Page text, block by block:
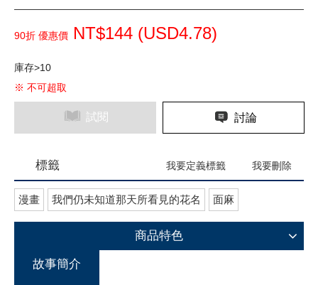
90折 優惠價 NT$144 (USD4.78)
庫存>10
※ 不可超取
試閱 討論
標籤 我要定義標籤 我要刪除
漫畫 我們仍未知道那天所看見的花名 面麻
商品特色
故事簡介